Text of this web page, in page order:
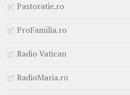
Pastoratie.ro
ProFamilia.ro
Radio Vatican
RadioMaria.ro